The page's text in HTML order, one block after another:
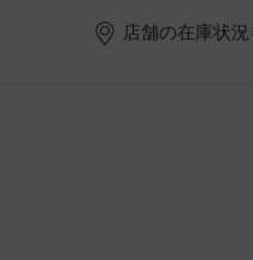
店舗の在庫状